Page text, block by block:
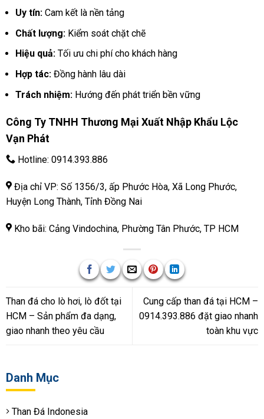
Danh Mục
Than Đá Indonesia
Uy tín:Cam kết là nền tảng
Chất lượng:Kiểm soát chặt chẽ
Hiệu quả:Tối ưu chi phí cho khách hàng
Hợp tác:Đồng hành lâu dài
Trách nhiệm:Hướng đến phát triển bền vững
Công Ty TNHH Thương Mại Xuất Nhập Khẩu Lộc
Vạn Phát
Hotline: 0914.393.886
Địa chỉ VP: Số 1356/3, ấp Phước Hòa, Xã Long Phước,
Huyện Long Thành, Tỉnh Đồng Nai
Kho bãi: Cảng Vindochina, Phường Tân Phước, TP HCM
Than đá cho lò hơi, lò đốt tại
HCM – Sản phẩm đa dạng,
giao nhanh theo yêu cầu
Cung cấp than đá tại HCM –
0914.393.886 đặt giao nhanh
toàn khu vực